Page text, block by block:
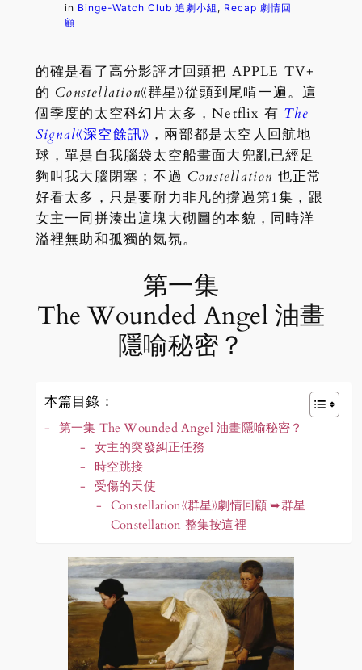
in Binge-Watch Club 追劇小組 , Recap 劇情回
顧
的確是看了高分影評才回頭把 APPLE TV+
的 Constellation《群星》從頭到尾啃一遍。這
個季度的太空科幻片太多，Netflix 有 The
Signal《深空餘訊》 ，兩部都是太空人回航地
球，單是自我腦袋太空船畫面大兜亂已經足
夠叫我大腦閉塞；不過 Constellation 也正常
好看太多，只是要耐力非凡的撐過第1集，跟
女主一同拼湊出這塊大砌圖的本貌，同時洋
溢裡無助和孤獨的氣氛。
第一集
The Wounded Angel 油畫
隱喻秘密？
本篇目錄：
第一集 The Wounded Angel 油畫隱喻秘密？
女主的突發糾正任務
時空跳接
受傷的天使
Constellation《群星》劇情回顧 ➥群星
Constellation 整集按這裡